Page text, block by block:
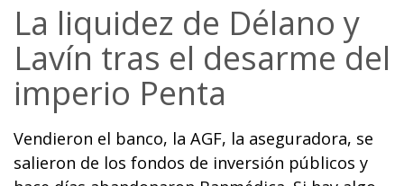
La liquidez de Délano y
Lavín tras el desarme del
imperio Penta
Vendieron el banco, la AGF, la aseguradora, se
salieron de los fondos de inversión públicos y